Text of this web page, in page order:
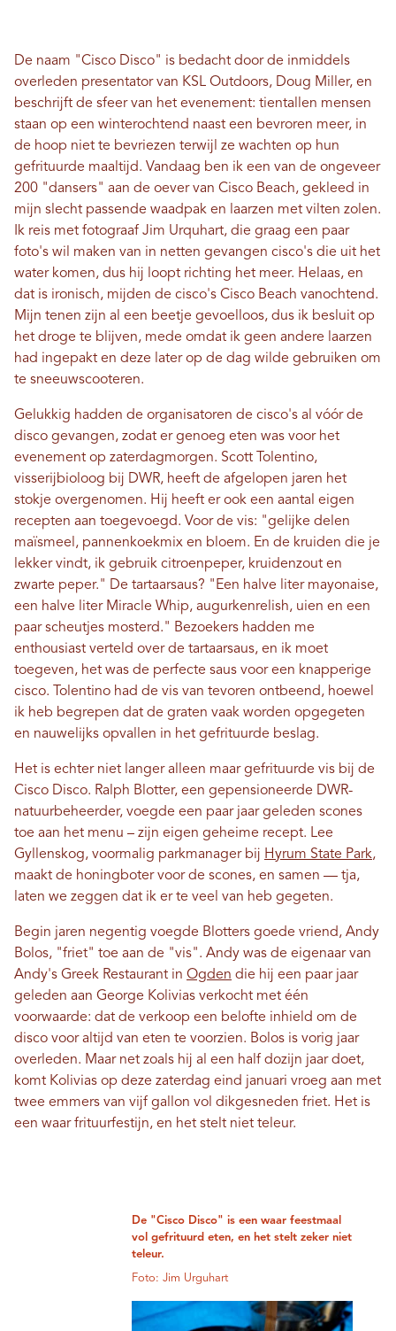
De naam "Cisco Disco" is bedacht door de inmiddels
overleden presentator van KSL Outdoors, Doug Miller, en
beschrijft de sfeer van het evenement: tientallen mensen
staan ​​op een winterochtend naast een bevroren meer, in
de hoop niet te bevriezen terwijl ze wachten op hun
gefrituurde maaltijd. Vandaag ben ik een van de ongeveer
200 "dansers" aan de oever van Cisco Beach, gekleed in
mijn slecht passende waadpak en laarzen met vilten zolen.
Ik reis met fotograaf Jim Urquhart, die graag een paar
foto's wil maken van in netten gevangen cisco's die uit het
water komen, dus hij loopt richting het meer. Helaas, en
dat is ironisch, mijden de cisco's Cisco Beach vanochtend.
Mijn tenen zijn al een beetje gevoelloos, dus ik besluit op
het droge te blijven, mede omdat ik geen andere laarzen
had ingepakt en deze later op de dag wilde gebruiken om
te sneeuwscooteren.
Gelukkig hadden de organisatoren de cisco's al vóór de
disco gevangen, zodat er genoeg eten was voor het
evenement op zaterdagmorgen. Scott Tolentino,
visserijbioloog bij DWR, heeft de afgelopen jaren het
stokje overgenomen. Hij heeft er ook een aantal eigen
recepten aan toegevoegd. Voor de vis: "gelijke delen
maïsmeel, pannenkoekmix en bloem. En de kruiden die je
lekker vindt, ik gebruik citroenpeper, kruidenzout en
zwarte peper." De tartaarsaus? "Een halve liter mayonaise,
een halve liter Miracle Whip, augurkenrelish, uien en een
paar scheutjes mosterd." Bezoekers hadden me
enthousiast verteld over de tartaarsaus, en ik moet
toegeven, het was de perfecte saus voor een knapperige
cisco. Tolentino had de vis van tevoren ontbeend, hoewel
ik heb begrepen dat de graten vaak worden opgegeten
en nauwelijks opvallen in het gefrituurde beslag.
Het is echter niet langer alleen maar gefrituurde vis bij de
Cisco Disco. Ralph Blotter, een gepensioneerde DWR-
natuurbeheerder, voegde een paar jaar geleden scones
toe aan het menu – zijn eigen geheime recept. Lee
Gyllenskog, voormalig parkmanager bij Hyrum State Park,
maakt de honingboter voor de scones, en samen — tja,
laten we zeggen dat ik er te veel van heb gegeten.
Begin jaren negentig voegde Blotters goede vriend, Andy
Bolos, "friet" toe aan de "vis". Andy was de eigenaar van
Andy's Greek Restaurant in Ogden die hij een paar jaar
geleden aan George Kolivias verkocht met één
voorwaarde: dat de verkoop een belofte inhield om de
disco voor altijd van eten te voorzien. Bolos is vorig jaar
overleden. Maar net zoals hij al een half dozijn jaar doet,
komt Kolivias op deze zaterdag eind januari vroeg aan met
twee emmers van vijf gallon vol dikgesneden friet. Het is
een waar frituurfestijn, en het stelt niet teleur.
De "Cisco Disco" is een waar feestmaal
vol gefrituurd eten, en het stelt zeker niet
teleur.
Foto: Jim Urguhart